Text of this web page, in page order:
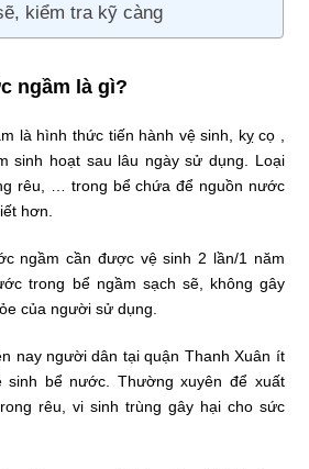
kiểm tra kỹ càng
ngầm là gì?
là hình thức tiến hành vệ sinh, kỵ cọ ,
sinh hoạt sau lâu ngày sử dụng. Loại
rêu, … trong bể chứa để nguồn nước
hơn.
ngầm cần được vệ sinh 2 lần/1 năm
trong bể ngầm sạch sẽ, không gây
của người sử dụng.
nay người dân tại quận Thanh Xuân ít
sinh bể nước. Thường xuyên để xuất
rêu, vi sinh trùng gây hại cho sức